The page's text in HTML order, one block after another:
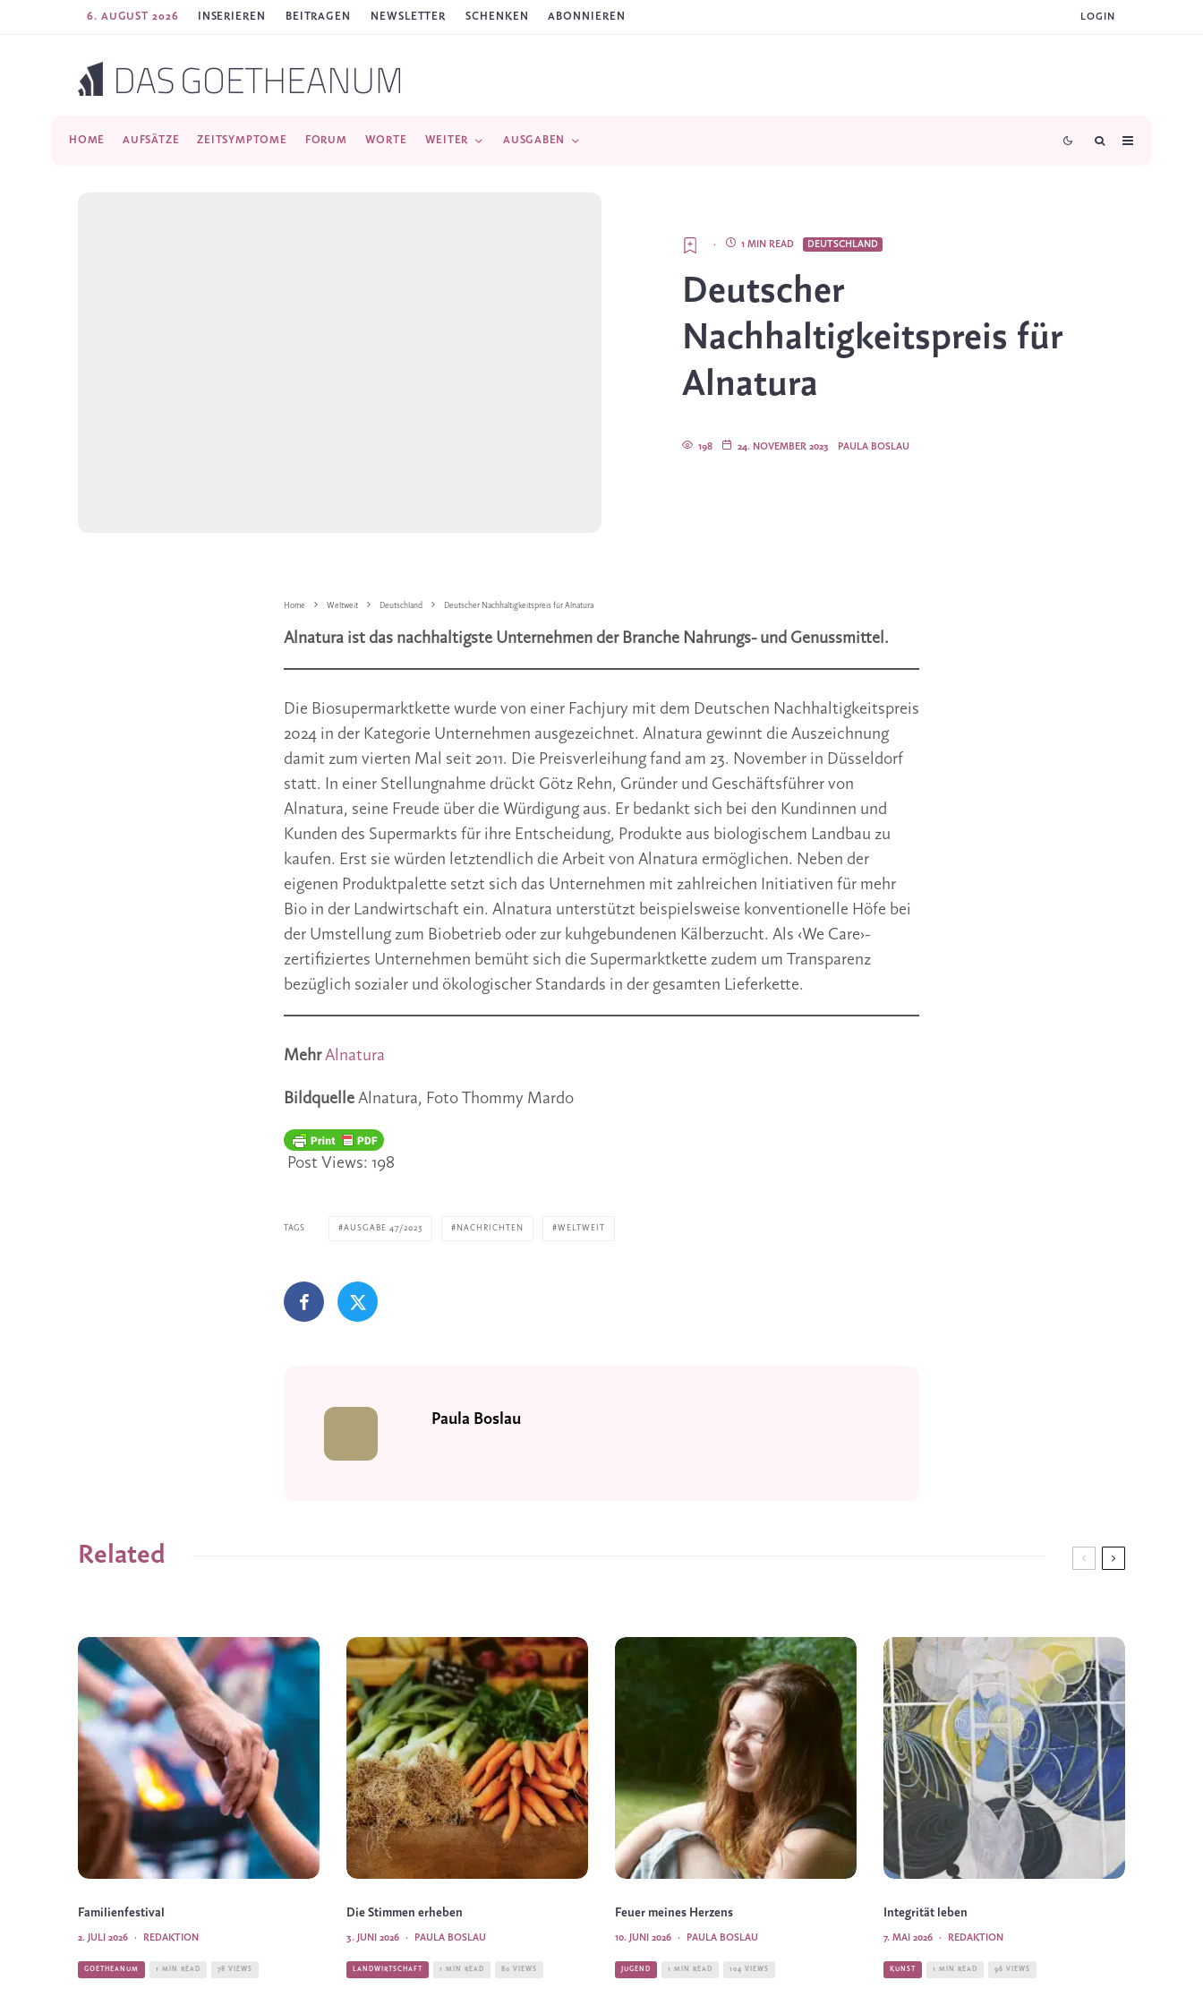
6. AUGUST 2026 INSERIEREN BEITRAGEN NEWSLETTER SCHENKEN ABONNIEREN LOGIN
HOME AUFSÄTZE ZEITSYMPTOME FORUM WORTE WEITER AUSGABEN
DEUTSCHLAND
1 MIN READ
·
Deutscher
Nachhaltigkeitspreis für
Alnatura
PAULA BOSLAU
24. NOVEMBER 2023
198
Home Weltweit Deutschland Deutscher Nachhaltigkeitspreis für Alnatura
Alnatura ist das nachhaltigste Unternehmen der Branche Nahrungs- und Genussmittel.
Die Biosupermarktkette wurde von einer Fachjury mit dem Deutschen Nachhaltigkeitspreis
2024 in der Kategorie Unternehmen ausgezeichnet. Alnatura gewinnt die Auszeichnung
damit zum vierten Mal seit 2011. Die Preisverleihung fand am 23. November in Düsseldorf
statt. In einer Stellungnahme drückt Götz Rehn, Gründer und Geschäftsführer von
Alnatura, seine Freude über die Würdigung aus. Er bedankt sich bei den Kundinnen und
Kunden des Supermarkts für ihre Entscheidung, Produkte aus biologischem Landbau zu
kaufen. Erst sie würden letztendlich die Arbeit von Alnatura ermöglichen. Neben der
eigenen Produktpalette setzt sich das Unternehmen mit zahlreichen Initiativen für mehr
Bio in der Landwirtschaft ein. Alnatura unterstützt beispielsweise konventionelle Höfe bei
der Umstellung zum Biobetrieb oder zur kuhgebundenen Kälberzucht. Als ‹We Care›-
zertifiziertes Unternehmen bemüht sich die Supermarktkette zudem um Transparenz
bezüglich sozialer und ökologischer Standards in der gesamten Lieferkette.
Mehr Alnatura
Bildquelle Alnatura, Foto Thommy Mardo
Post Views: 198
TAGS AUSGABE 47/2023 NACHRICHTEN WELTWEIT
Paula Boslau
Related
Familienfestival
REDAKTION
·
2. JULI 2026
GOETHEANUM 1 MIN READ 78 VIEWS
Die Stimmen erheben
PAULA BOSLAU
·
3. JUNI 2026
LANDWIRTSCHAFT 1 MIN READ 80 VIEWS
Feuer meines Herzens
PAULA BOSLAU
·
10. JUNI 2026
JUGEND 1 MIN READ 104 VIEWS
Integrität leben
REDAKTION
·
7. MAI 2026
KUNST 1 MIN READ 96 VIEWS